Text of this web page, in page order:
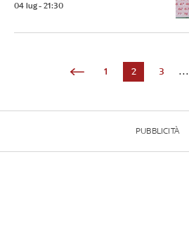
04 lug - 21:30
1 2 3 ...
PUBBLICITÀ